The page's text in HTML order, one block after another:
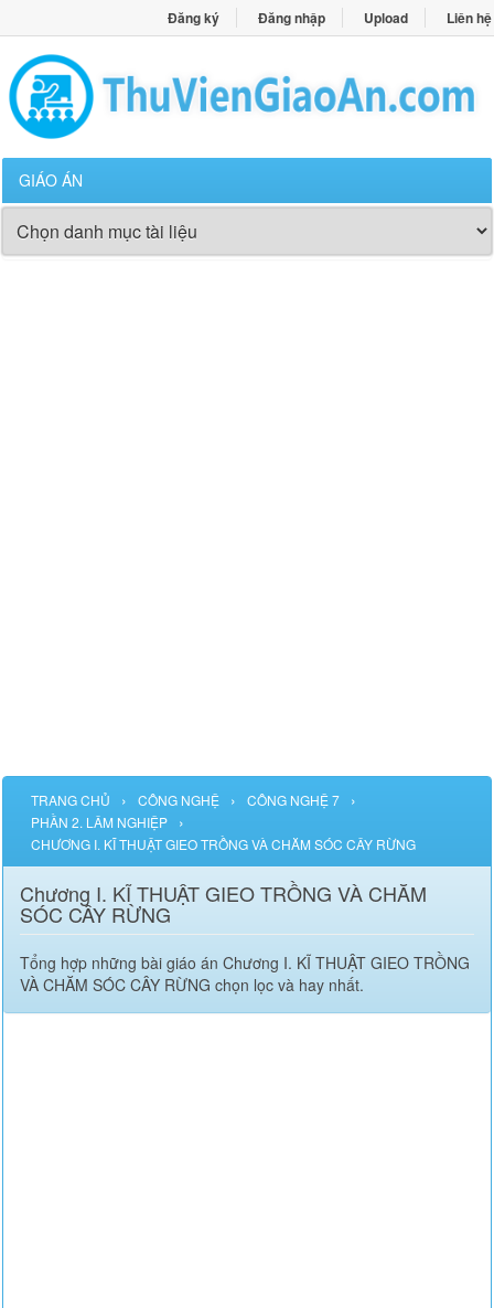
Đăng ký Đăng nhập Upload Liên hệ
GIÁO ÁN
TRANG CHỦ › CÔNG NGHỆ › CÔNG NGHỆ 7 ›
PHẦN 2. LÂM NGHIỆP ›
CHƯƠNG I. KĨ THUẬT GIEO TRỒNG VÀ CHĂM SÓC CÂY RỪNG
Chương I. KĨ THUẬT GIEO TRỒNG VÀ CHĂM
SÓC CÂY RỪNG
Tổng hợp những bài giáo án Chương I. KĨ THUẬT GIEO TRỒNG
VÀ CHĂM SÓC CÂY RỪNG chọn lọc và hay nhất.